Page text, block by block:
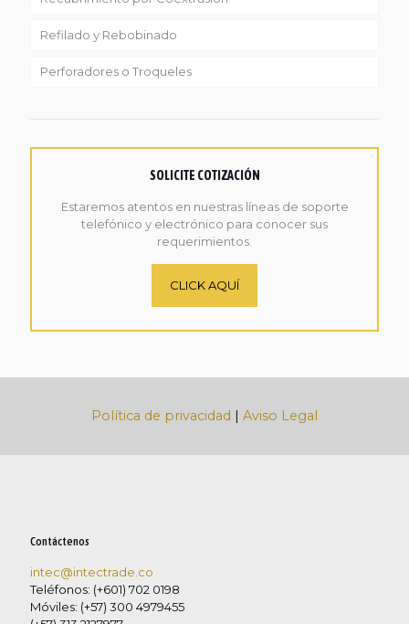
Refilado y Rebobinado
Perforadores o Troqueles
SOLICITE COTIZACIÓN
Estaremos atentos en nuestras líneas de soporte
telefónico y electrónico para conocer sus
requerimientos.
CLICK AQUÍ
Política de privacidad | Aviso Legal
Contáctenos
intec@intectrade.co
Teléfonos: (+601) 702 0198
Móviles: (+57) 300 4979455